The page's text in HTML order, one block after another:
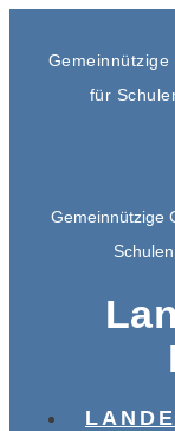
Gemeinnützige
für
Gemeinnützige